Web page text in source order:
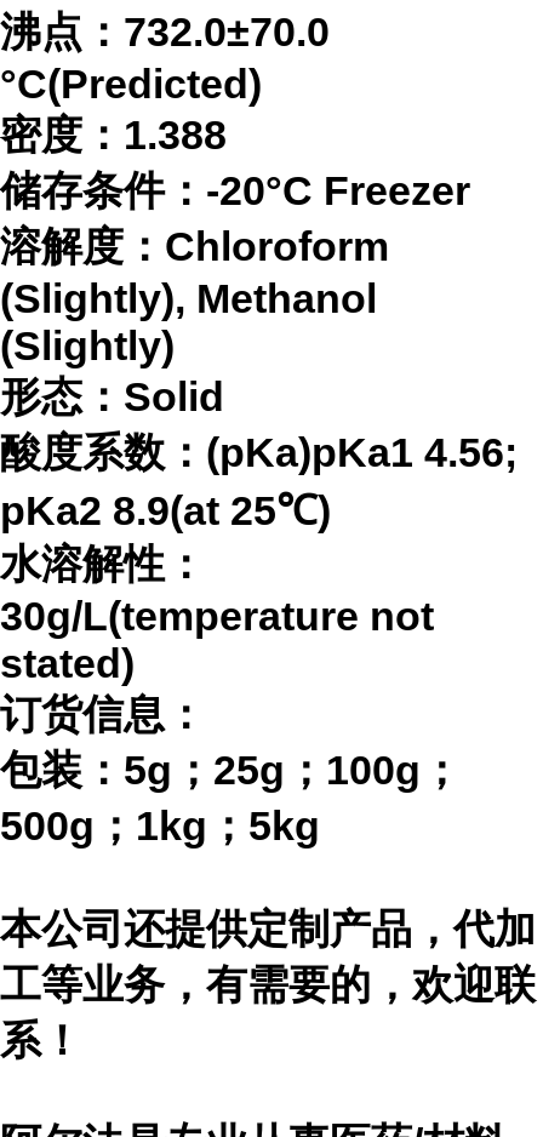
沸点： 732.0±70.0
°C(Predicted)
密度： 1.388
储存条件： -20°C Freezer
溶解度： Chloroform
(Slightly), Methanol
(Slightly)
形态： Solid
酸度系数： (pKa)pKa1 4.56;
pKa2 8.9(at 25℃)
水溶解性：
30g/L(temperature not
stated)
订货信息：
包装： 5g；25g；100g；
500g；1kg；5kg
本公司还提供定制产品，代加
工等业务，有需要的，欢迎联
系！